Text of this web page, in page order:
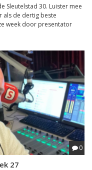
Sleutelstad 30. Luister mee
als de dertig beste
week door presentator
0
27